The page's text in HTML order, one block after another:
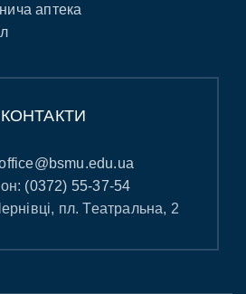
аптека
КОНТАКТИ
(0372) 55-37-54
пл. Театральна, 2